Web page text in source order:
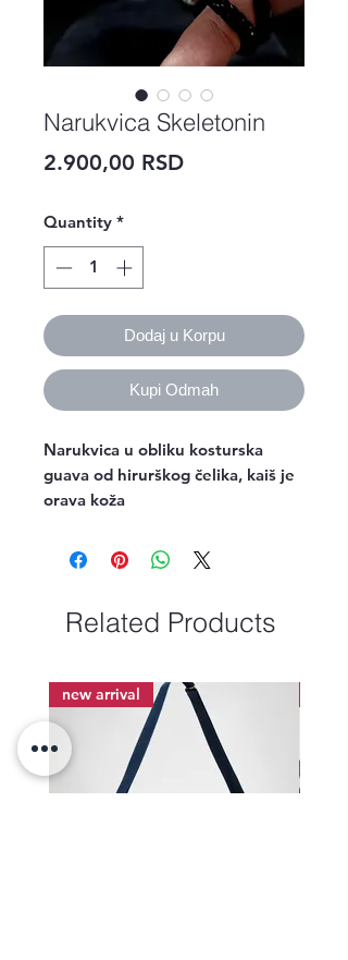
Narukvica Skeletonin
2.900,00 RSDPrice
Quantity *
Dodaj u Korpu
Kupi Odmah
Narukvica u obliku kosturska
guava od hirurškog čelika, kaiš je
orava koža
Related Products
new arrival